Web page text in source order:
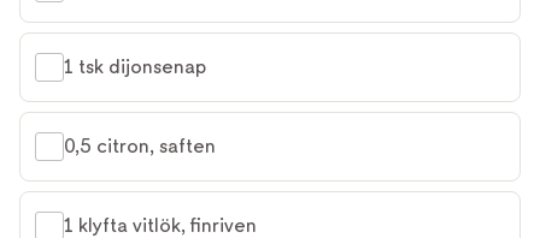
1 tsk dijonsenap
0,5 citron, saften
1 klyfta vitlök, finriven